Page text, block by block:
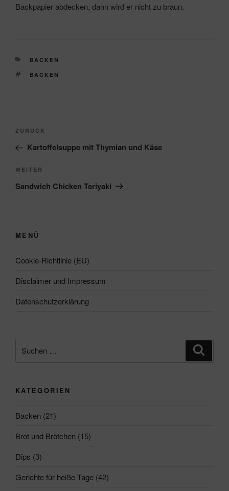
Backpapier abdecken, dann wird er nicht zu braun.
KATEGORIEN
BACKEN
SCHLAGWÖRTER
BACKEN
Beitragsnavigation
Vorheriger
Beitrag
ZURÜCK
Kartoffelsuppe mit Thymian und Käse
Nächster
Beitrag
WEITER
Sandwich Chicken Teriyaki
MENÜ
Cookie-Richtlinie (EU)
Disclaimer und Impressum
Datenschutzerklärung
nach:
KATEGORIEN
Backen (21)
Brot und Brötchen (15)
Dips (3)
Gerichte für heiße Tage (42)